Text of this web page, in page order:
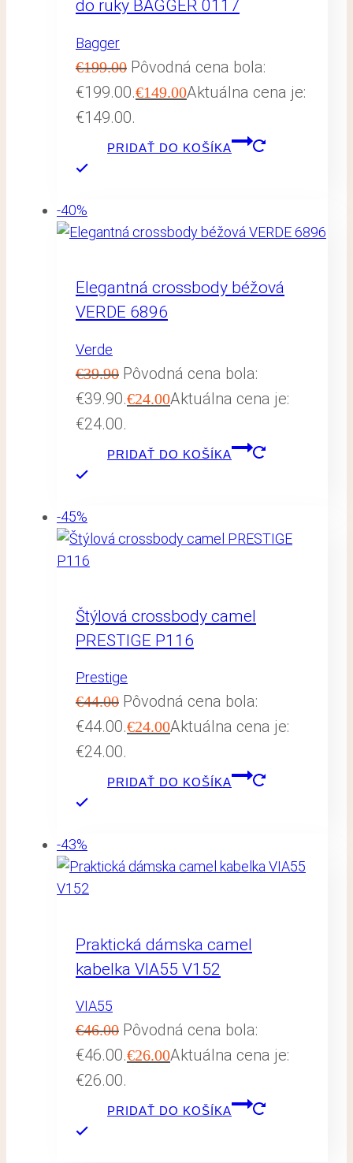
do ruky BAGGER 0117
Bagger
€199.00 Pôvodná cena bola:
€199.00.€149.00Aktuálna cena je:
€149.00.
PRIDAŤ DO KOŠÍKA
-40%
Elegantná crossbody béžová
VERDE 6896
Verde
€39.90 Pôvodná cena bola:
€39.90.€24.00Aktuálna cena je:
€24.00.
PRIDAŤ DO KOŠÍKA
-45%
Štýlová crossbody camel
PRESTIGE P116
Prestige
€44.00 Pôvodná cena bola:
€44.00.€24.00Aktuálna cena je:
€24.00.
PRIDAŤ DO KOŠÍKA
-43%
Praktická dámska camel
kabelka VIA55 V152
VIA55
€46.00 Pôvodná cena bola:
€46.00.€26.00Aktuálna cena je:
€26.00.
PRIDAŤ DO KOŠÍKA